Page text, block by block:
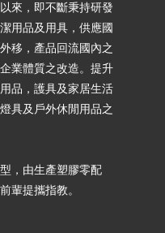
來，即不斷秉持研發
用品及用具，供應國
移，產品回流國內之
業體質之改造。提升
品，護具及家居生活
具及戶外休閒用品之
，由生產塑膠零配
輩提攜指教。